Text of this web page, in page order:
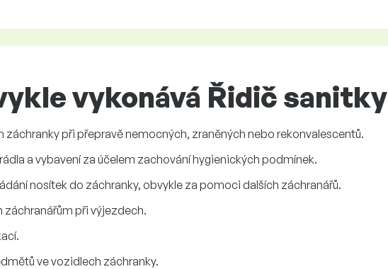
vykonává Řidič sanitky
při přepravě nemocných, zraněných nebo rekonvalescentů.
a vybavení za účelem zachování hygienických podmínek.
nosítek do záchranky, obvykle za pomoci dalších záchranářů.
při výjezdech.
ve vozidlech záchranky.